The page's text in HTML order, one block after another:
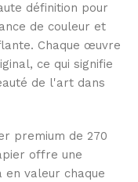
définition pour
de couleur et
Chaque œuvre
ce qui signifie
de l'art dans
premium de 270
offre une
valeur chaque